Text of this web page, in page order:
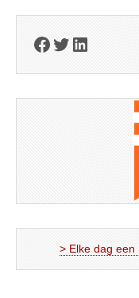
Facebook
Twitter
LinkedIn
> Elke dag een